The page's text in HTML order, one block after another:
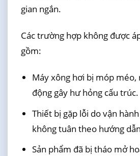
gian ngắn.
Các trường hợp không được
gồm:
Máy xông hơi bị móp méo,
động gây hư hỏng cấu trúc.
Thiết bị gặp lỗi do vận
không tuân theo hướng
Sản phẩm đã bị tháo mở